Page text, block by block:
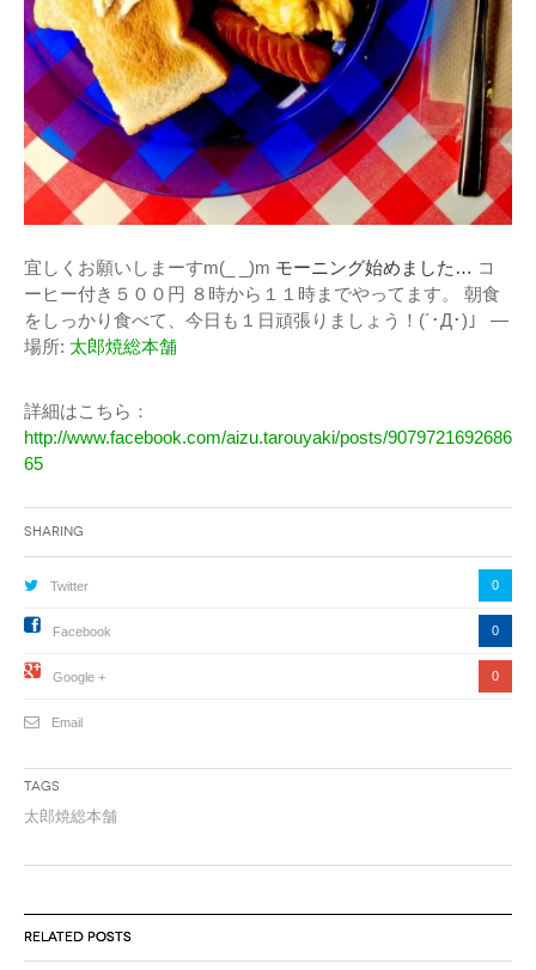
宜しくお願いしまーすm(_ _)m モーニング始めました… コ
ーヒー付き５００円 ８時から１１時までやってます。
朝食
をしっかり食べて、今日も１日頑張りましょう！(´･Д･)」 —
場所: 太郎焼総本舗
詳細はこちら：
http://www.facebook.com/aizu.tarouyaki/posts/9079721692686
65
Sharing
Twitter 0
Facebook 0
Google + 0
Email
Tags
太郎焼総本舗
RELATED POSTS